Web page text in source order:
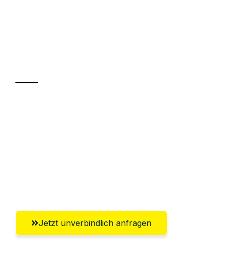
Jetzt unverbindlich anfragen